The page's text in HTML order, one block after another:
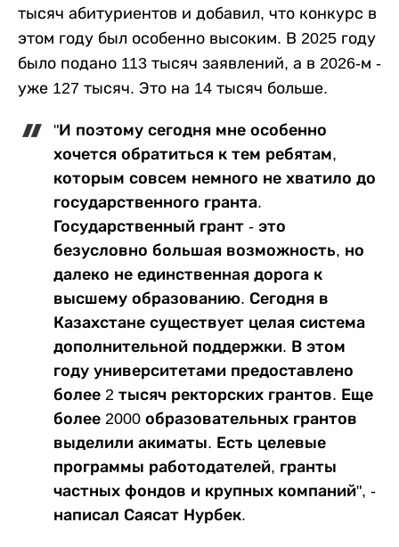
тысяч абитуриентов и добавил, что конкурс в
этом году был особенно высоким. В 2025 году
было подано 113 тысяч заявлений, а в 2026-м -
уже 127 тысяч. Это на 14 тысяч больше.
"И поэтому сегодня мне особенно
хочется обратиться к тем ребятам,
которым совсем немного не хватило до
государственного гранта.
Государственный грант - это
безусловно большая возможность, но
далеко не единственная дорога к
высшему образованию. Сегодня в
Казахстане существует целая система
дополнительной поддержки. В этом
году университетами предоставлено
более 2 тысяч ректорских грантов. Еще
более 2000 образовательных грантов
выделили акиматы. Есть целевые
программы работодателей, гранты
частных фондов и крупных компаний", -
написал Саясат Нурбек.